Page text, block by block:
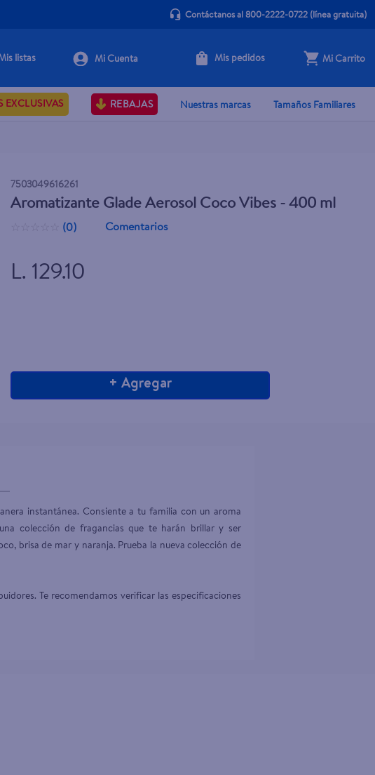
Contáctanos al 800-2222-0722(línea gratuita)
listas Mis pedidos Mi Carrito
EXCLUSIVAS REBAJAS Nuestras marcas Tamaños Familiares
7503049616261
Aromatizante Glade Aerosol Coco Vibes - 400 ml
(0) Comentarios
L. 129.10
+ Agregar
+ Agregar
instantánea. Consiente a tu familia con un aroma
colección de fragancias que te harán brillar y ser
brisa de mar y naranja. Prueba la nueva colección de
Te recomendamos verificar las especificaciones